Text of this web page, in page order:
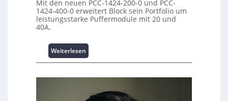
r
e
k
z
g
e
o
n
i
c
h
e
h
Mit den neuen PCC-1424-200-0 und PCC-
1424-400-0 erweitert Block sein Portfolio um
leistungsstarke Puffermodule mit 20 und
40A.
Weiterlesen
P
f
e